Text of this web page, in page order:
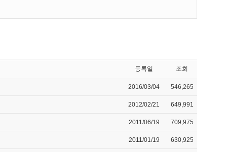
등록일 조회
2016/03/04 546,265
2012/02/21 649,991
2011/06/19 709,975
2011/01/19 630,925